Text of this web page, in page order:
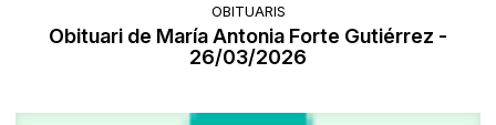
OBITUARIS
Obituari de María Antonia Forte Gutiérrez -
26/03/2026